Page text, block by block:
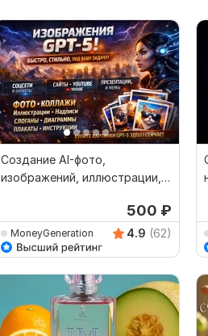
Создание AI-фото,
изображений, иллюстрации,
500 ₽
MoneyGeneration 4.9 (62)